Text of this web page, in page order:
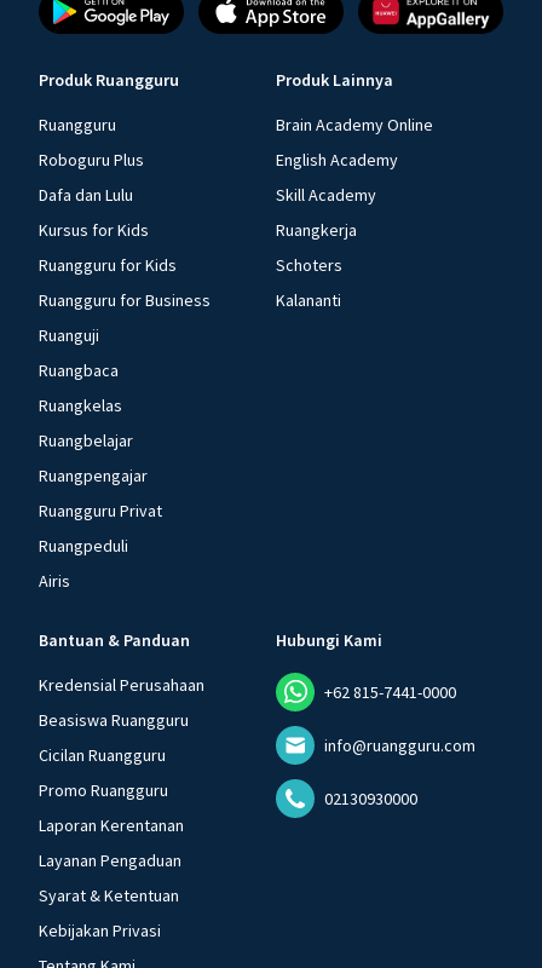
Produk Ruangguru
Ruangguru
Roboguru Plus
Dafa dan Lulu
Kursus for Kids
Ruangguru for Kids
Ruangguru for Business
Ruanguji
Ruangbaca
Ruangkelas
Ruangbelajar
Ruangpengajar
Ruangguru Privat
Ruangpeduli
Airis
Produk Lainnya
Brain Academy Online
English Academy
Skill Academy
Ruangkerja
Schoters
Kalananti
Bantuan & Panduan
Kredensial Perusahaan
Beasiswa Ruangguru
Cicilan Ruangguru
Promo Ruangguru
Laporan Kerentanan
Layanan Pengaduan
Syarat & Ketentuan
Kebijakan Privasi
Hubungi Kami
+62 815-7441-0000
info@ruangguru.com
02130930000